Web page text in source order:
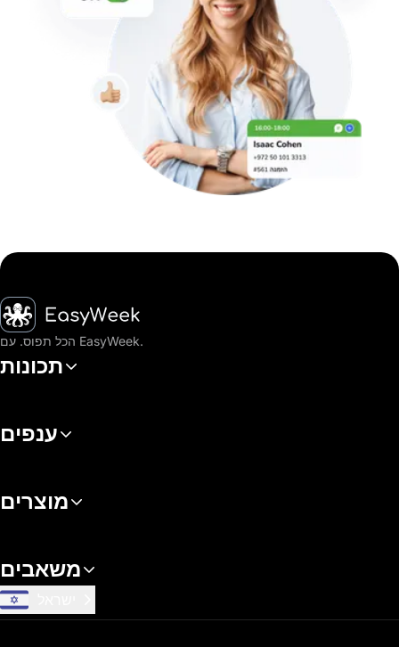
דף הבית
הכל תפוס. עם EasyWeek.
תכונות
ענפים
מוצרים
משאבים